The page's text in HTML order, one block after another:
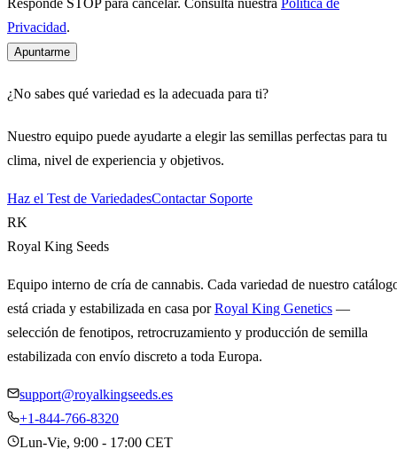
Responde STOP para cancelar. Consulta nuestra Política de
Privacidad.
Apuntarme
¿No sabes qué variedad es la adecuada para ti?
Nuestro equipo puede ayudarte a elegir las semillas perfectas para tu
clima, nivel de experiencia y objetivos.
Haz el Test de VariedadesContactar Soporte
RK
Royal King Seeds
Equipo interno de cría de cannabis. Cada variedad de nuestro
está criada y estabilizada en casa porRoyal King Genetics —
selección de fenotipos, retrocruzamiento y producción de semilla
estabilizada con envío discreto a toda Europa.
support@royalkingseeds.es
+1-844-766-8320
Lun-Vie, 9:00 - 17:00 CET